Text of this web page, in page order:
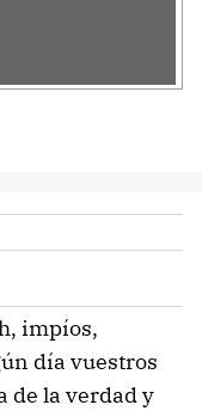
impíos,
día vuestros
de la verdad y